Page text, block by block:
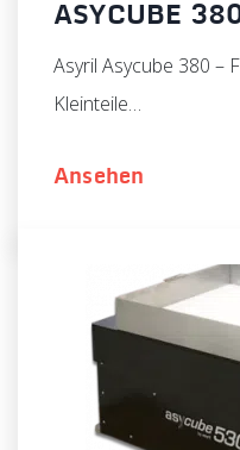
ASYCUBE
Asyril Asycube 380 –
Kleinteile…
Ansehen